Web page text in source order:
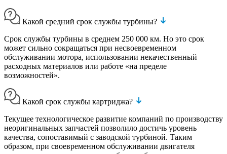
Какой средний срок службы турбины?
Срок службы турбины в среднем 250 000 км. Но это срок
может сильно сокращаться при несвоевременном
обслуживании мотора, использовании некачественный
расходных материалов или работе «на пределе
возможностей».
Какой срок службы картриджа?
Текущее технологическое развитие компаний по производству
неоригинальных запчастей позволило достичь уровень
качества, сопоставимый с заводской турбиной. Таким
образом, при своевременном обслуживании двигателя